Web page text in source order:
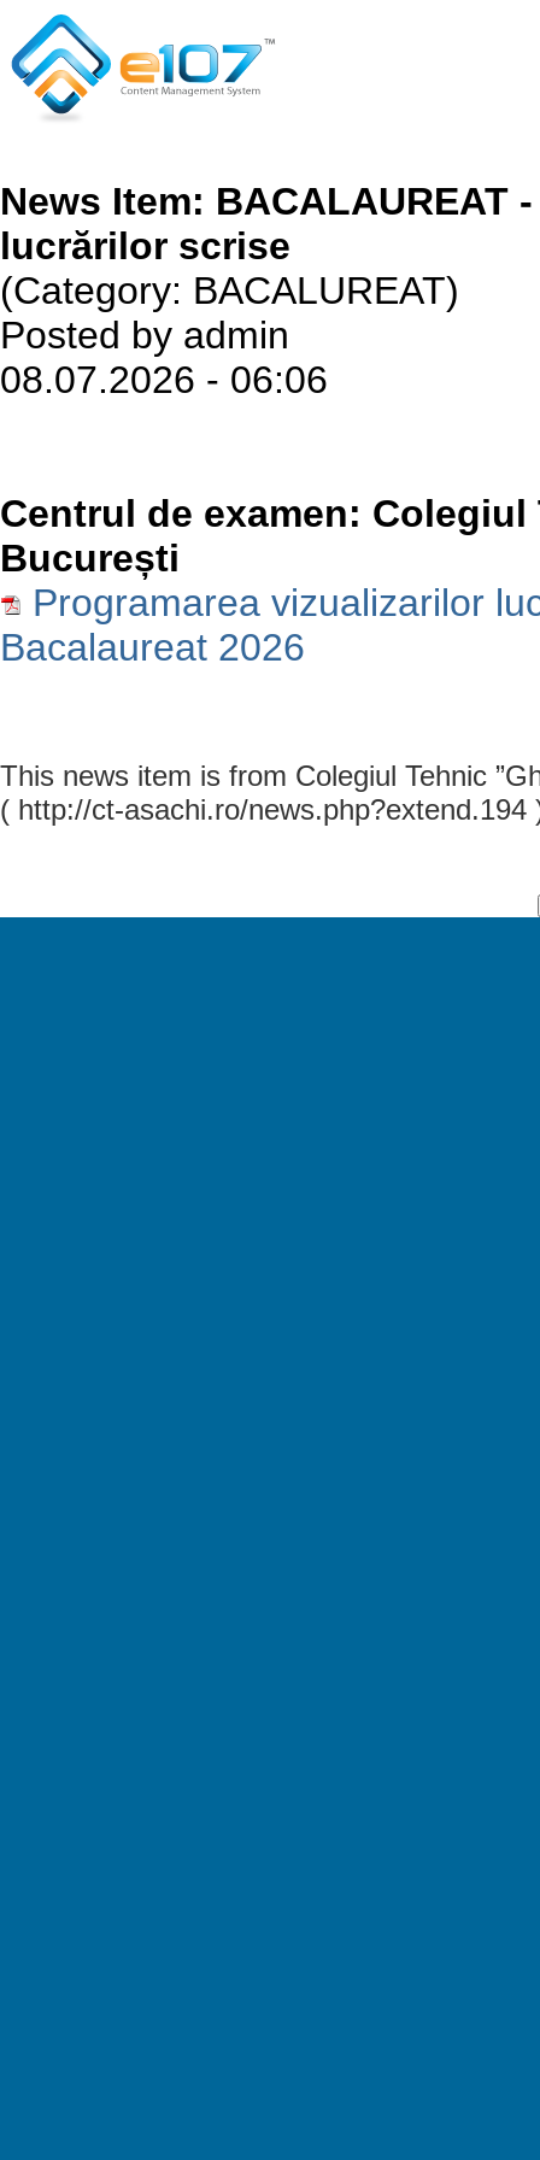
News Item: BACALAUREAT
lucrărilor scrise
(Category: BACALUREAT)
Posted by admin
08.07.2026 - 06:06
Centrul de examen:
București
Programarea vizualizarilor
Bacalaureat 2026
This news item is from Colegiul Tehnic
( http://ct-asachi.ro/news.php?extend.194